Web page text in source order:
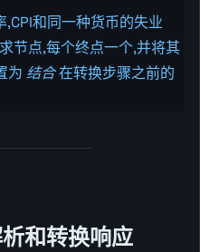
和同一种货币的失业
节点,每个终点一个,并将其
为 结合在转换步骤之前的
和转换响应